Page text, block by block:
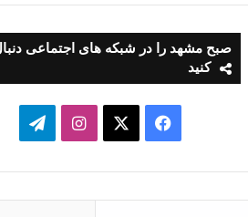
صبح مشهد را در شبکه های اجتماعی
کنید
فیسبوک ایکساینستاگرام